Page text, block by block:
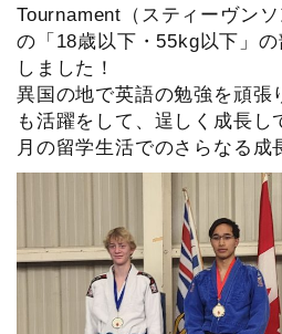
Tournament（スティーヴンソ
の「18歳以下・55kg以下」
しました！
異国の地で英語の勉強を頑張
も活躍をして、逞しく成長し
月の留学生活でのさらなる成